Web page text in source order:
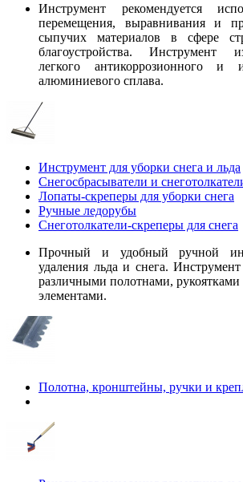
Инструмент рекомендуется
перемещения, выравнивания и
сыпучих материалов в сфере
благоустройства. Инструмент
легкого антикоррозионного и
алюминиевого сплава.
Инструмент для уборки снега и льда
Снегосбрасыватели и
Лопаты-скреперы для уборки снега
Ручные ледорубы
Снеготолкатели-скреперы для снега
Прочный и удобный ручной
удаления льда и снега.
различными полотнами,
элементами.
Полотна, кронштейны, ручки и